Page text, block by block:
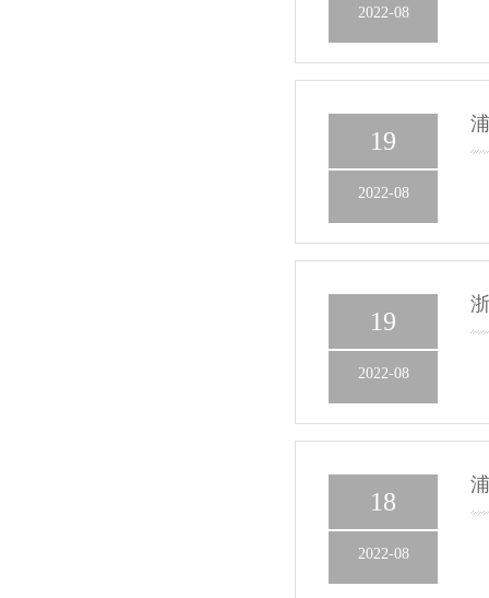
2022-08
19
2022-08
19
2022-08
18
2022-08